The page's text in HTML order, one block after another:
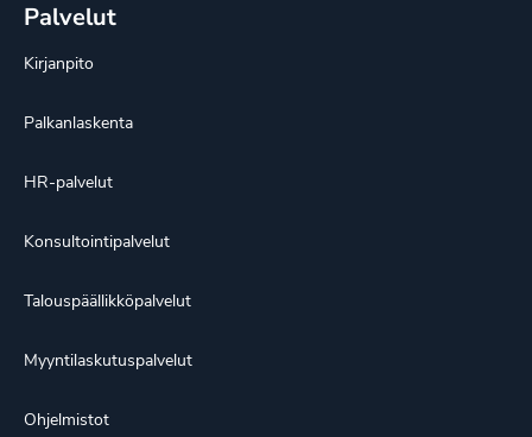
Palvelut
Kirjanpito
Palkanlaskenta
HR-palvelut
Konsultointipalvelut
Talouspäällikköpalvelut
Myyntilaskutuspalvelut
Ohjelmistot